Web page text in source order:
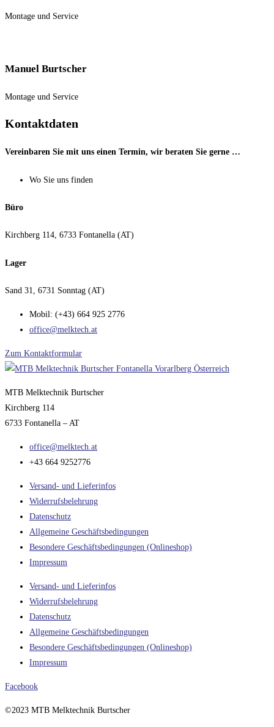
Montage und Service
Manuel Burtscher
Montage und Service
Kontaktdaten
Vereinbaren Sie mit uns einen Termin, wir beraten Sie gerne …
Wo Sie uns finden
Büro
Kirchberg 114, 6733 Fontanella (AT)
Lager
Sand 31, 6731 Sonntag (AT)
Mobil: (+43) 664 925 2776
office@melktech.at
Zum Kontaktformular
MTB Melktechnik Burtscher
Kirchberg 114
6733 Fontanella – AT
office@melktech.at
+43 664 9252776
Versand- und Lieferinfos
Widerrufsbelehrung
Datenschutz
Allgemeine Geschäftsbedingungen
Besondere Geschäftsbedingungen (Onlineshop)
Impressum
Versand- und Lieferinfos
Widerrufsbelehrung
Datenschutz
Allgemeine Geschäftsbedingungen
Besondere Geschäftsbedingungen (Onlineshop)
Impressum
Facebook
©2023 MTB Melktechnik Burtscher